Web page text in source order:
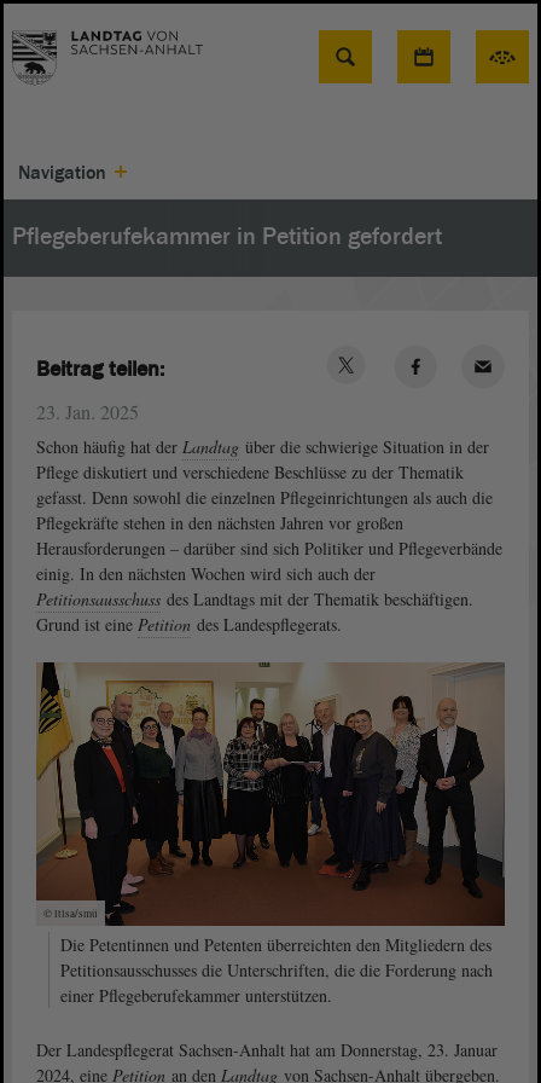
Suche
Navigation
Pflegeberufekammer in Petition gefordert
23. Jan. 2025
Schon häufig hat der Landtag über die schwierige Situation in der
Pflege diskutiert und verschiedene Beschlüsse zu der Thematik
gefasst. Denn sowohl die einzelnen Pflegeinrichtungen als auch die
Pflegekräfte stehen in den nächsten Jahren vor großen
Herausforderungen – darüber sind sich Politiker und Pflegeverbände
einig. In den nächsten Wochen wird sich auch der
Petitionsausschuss des Landtags mit der Thematik beschäftigen.
Grund ist eine Petition des Landespflegerats.
© ltlsa/smü
Die Petentinnen und Petenten überreichten den Mitgliedern des
Petitionsausschusses die Unterschriften, die die Forderung nach
einer Pflegeberufekammer unterstützen.
Der Landespflegerat Sachsen-Anhalt hat am Donnerstag, 23. Januar
2024, eine Petition an den Landtag von Sachsen-Anhalt übergeben.
Beitrag teilen: